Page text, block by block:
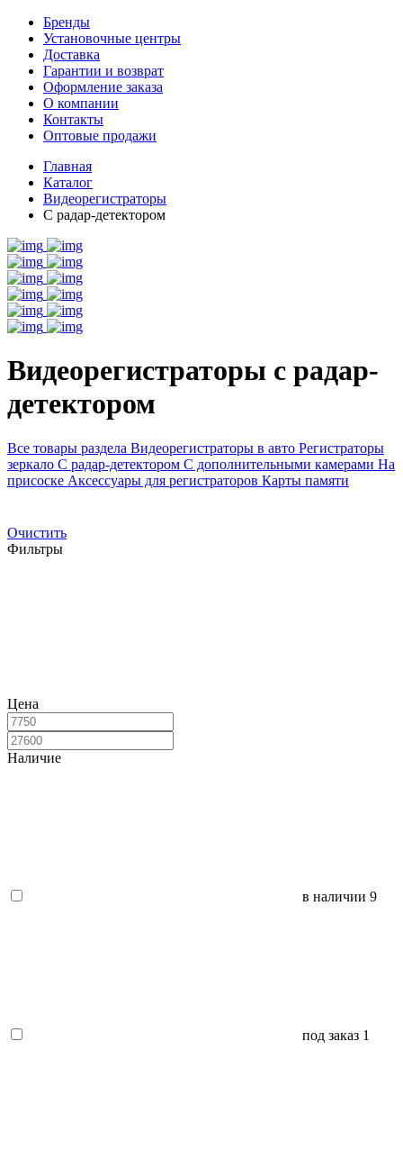
Бренды
Установочные центры
Доставка
Гарантии и возврат
Оформление заказа
О компании
Контакты
Оптовые продажи
Главная
Каталог
Видеорегистраторы
С радар-детектором
Видеорегистраторы с радар-
детектором
Все товары раздела Видеорегистраторы в авто Регистраторы
зеркало С радар-детектором С дополнительными камерами На
присоске Аксессуары для регистраторов Карты памяти
Очистить
Фильтры
Цена
Наличие
в наличии 9
под заказ 1